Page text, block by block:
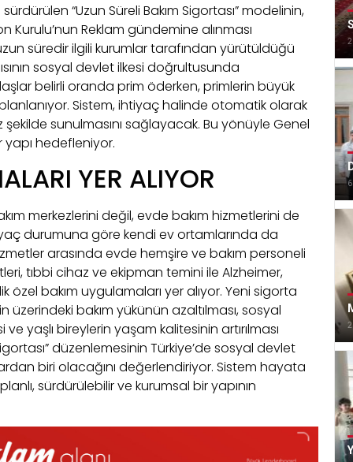
“Uzun Süreli Bakım Sigortası” modelinin,
Reklam gündemine alınması
süredir ilgili kurumlar tarafından yürütüldüğü
sosyal devlet ilkesi doğrultusunda
belirli oranda prim öderken, primlerin büyük
Sistem, ihtiyaç halinde otomatik olarak
sunulmasını sağlayacak. Bu yönüyle Genel
yapı hedefleniyor.
YER ALIYOR
merkezlerini değil, evde bakım hizmetlerini de
durumuna göre kendi ev ortamlarında da
arasında evde hemşire ve bakım personeli
tıbbi cihaz ve ekipman temini ile Alzheimer,
bakım uygulamaları yer alıyor. Yeni sigorta
bakım yükünün azaltılması, sosyal
yaşlı bireylerin yaşam kalitesinin artırılması
düzenlemesinin Türkiye’de sosyal devlet
biri olacağını değerlendiriyor. Sistem hayata
sürdürülebilir ve kurumsal bir yapının
2
2